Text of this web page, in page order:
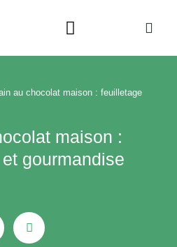
au chocolat maison : feuilletage
maison :
gourmandise